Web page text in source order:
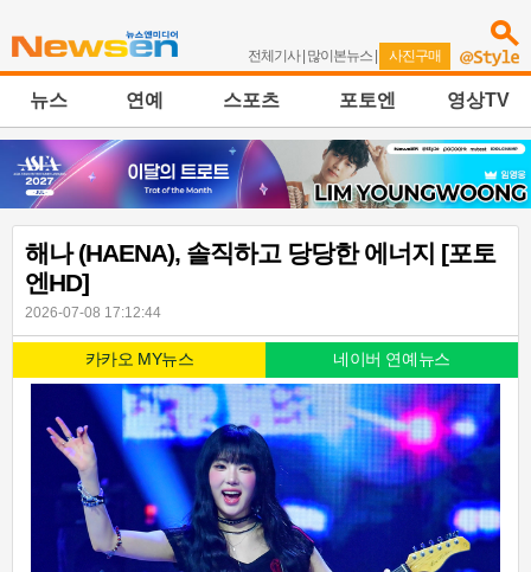
전체기사| 많이본뉴스 | 사진구매
뉴스 연예 스포츠 포토엔 영상TV
해나 (HAENA), 솔직하고 당당한 에너지 [포토
엔HD]
2026-07-08 17:12:44
카카오 MY뉴스 네이버 연예뉴스